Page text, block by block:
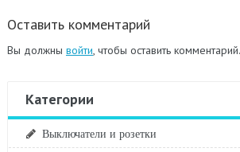
Оставить комментарий
Вы должны войти , чтобы оставить комментарий.
Категории
Выключатели и розетки